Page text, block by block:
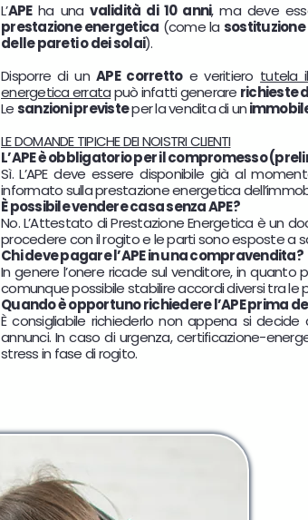
L’APEha unavalidità di 10 anni, ma deve
prestazione energetica (come la
delle pareti o dei solai).
Disporre di unAPE correttoe veritiero tutela
energetica erratapuò infatti generare richieste
Lesanzioni previsteper la vendita di un
LE DOMANDE TIPICHE DEI NOISTRI CLIENTI
L’APE è obbligatorio per il compromesso
Sì. L’APE deve essere disponibile già al
informato sulla prestazione energetica
È possibile vendere casa senza APE?
No. L’Attestato di Prestazione Energetica è un
procedere con il rogito e le parti sono esposte a
Chi deve pagare l’APE in una compravendita?
In genere l’onere ricade sul venditore, in
comunque possibile stabilire accordi diversi tra
Quando è opportuno richiedere l’APE prima
È consigliabile richiederlo non appena si
annunci. In caso di urgenza, certificazione-
stress in fase di rogito.